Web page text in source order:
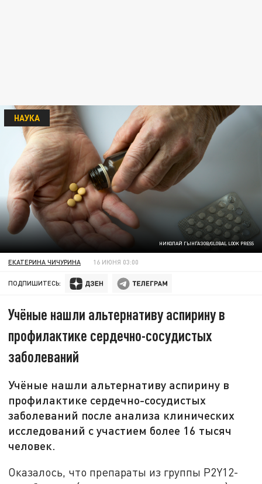
НИКОЛАЙ ГЫНГАЗОВ/GLOBAL LOOK PRESS
НАУКА
ЕКАТЕРИНА ЧИЧУРИНА 16 ИЮНЯ 03:00
ПОДПИШИТЕСЬ:
Учёные нашли альтернативу аспирину в
профилактике сердечно-сосудистых
заболеваний
Учёные нашли альтернативу аспирину в
профилактике сердечно-сосудистых
заболеваний после анализа клинических
исследований с участием более 16 тысяч
человек.
Оказалось, что препараты из группы P2Y12-